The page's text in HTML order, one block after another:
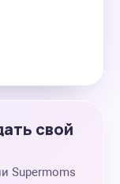
свой
Supermoms